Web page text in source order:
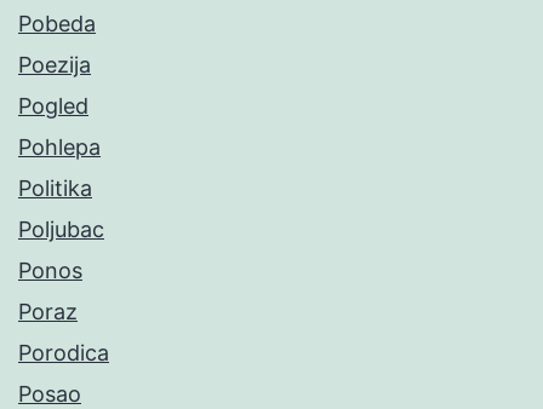
Pobeda
Poezija
Pogled
Pohlepa
Politika
Poljubac
Ponos
Poraz
Porodica
Posao